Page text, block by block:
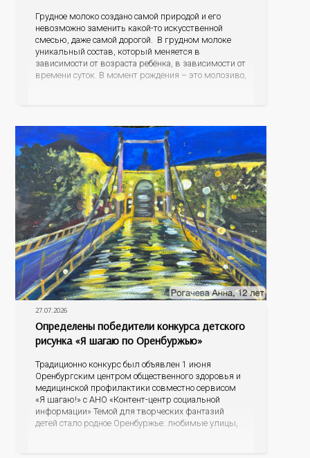
Грудное молоко создано самой природой и его
невозможно заменить какой-то искусственной
смесью, даже самой дорогой. В грудном молоке
уникальный состав, который меняется в
зависимости от возраста ребёнка, в зависимости от
времени суток. В момент рождения – это молозиво,
27.07.2026
Определены победители конкурса детского
рисунка «Я шагаю по Оренбуржью»
Традиционно конкурс был объявлен 1 июня
Оренбургским центром общественного здоровья и
медицинской профилактики совместно сервисом
«Я шагаю!» с АНО «Контент-центр социальной
информации» Темой для творческих фантазий
детей стало родное Оренбуржье: любимые улицы,